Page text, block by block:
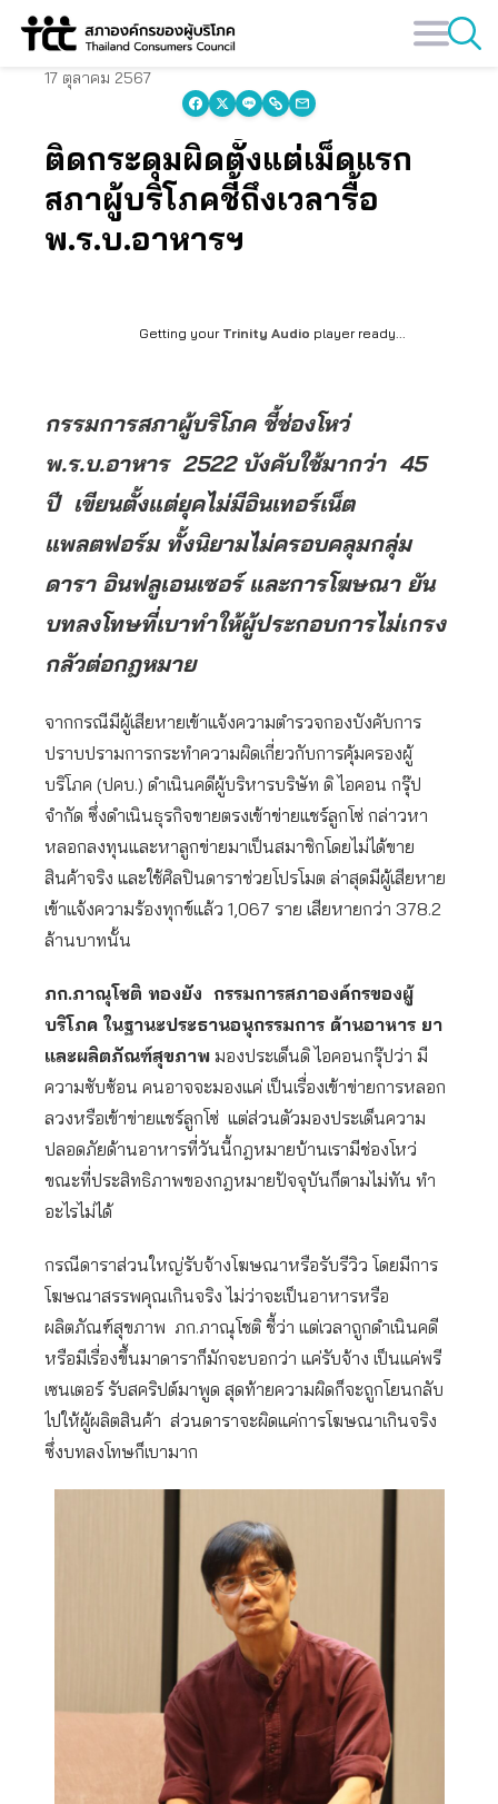
Skip
17 ตุลาคม 2567
ติดกระดุมผิดตั้งแต่เม็ดแรก
สภาผู้บริโภคชี้ถึงเวลารื้อ
พ.ร.บ.อาหารฯ
Getting your Trinity Audio player ready...
กรรมการสภาผู้บริโภค ชี้ช่องโหว่
พ.ร.บ.อาหาร 2522 บังคับใช้มากว่า 45
ปี เขียนตั้งแต่ยุคไม่มีอินเทอร์เน็ต
แพลตฟอร์ม ทั้งนิยามไม่ครอบคลุมกลุ่ม
ดารา อินฟลูเอนเซอร์ และการโฆษณา ยัน
บทลงโทษที่เบาทำให้ผู้ประกอบการไม่เกรง
กลัวต่อกฎหมาย
จากกรณีมีผู้เสียหายเข้าแจ้งความตำรวจกองบังคับการ
ปราบปรามการกระทำความผิดเกี่ยวกับการคุ้มครองผู้
บริโภค (ปคบ.) ดำเนินคดีผู้บริหารบริษัท ดิ ไอคอน กรุ๊ป
จำกัด ซึ่งดำเนินธุรกิจขายตรงเข้าข่ายแชร์ลูกโซ่ กล่าวหา
หลอกลงทุนและหาลูกข่ายมาเป็นสมาชิกโดยไม่ได้ขาย
สินค้าจริง และใช้ศิลปินดาราช่วยโปรโมต ล่าสุดมีผู้เสียหาย
เข้าแจ้งความร้องทุกข์แล้ว 1,067 ราย เสียหายกว่า 378.2
ล้านบาทนั้น
ภก.ภาณุโชติ ทองยัง กรรมการสภาองค์กรของผู้
บริโภค ในฐานะประธานอนุกรรมการ ด้านอาหาร ยา
และผลิตภัณฑ์สุขภาพ มองประเด็นดิ ไอคอนกรุ๊ปว่า มี
ความซับซ้อน คนอาจจะมองแค่ เป็นเรื่องเข้าข่ายการหลอก
ลวงหรือเข้าข่ายแชร์ลูกโซ่ แต่ส่วนตัวมองประเด็นความ
ปลอดภัยด้านอาหารที่วันนี้กฎหมายบ้านเรามีช่องโหว่
ขณะที่ประสิทธิภาพของกฎหมายปัจจุบันก็ตามไม่ทัน ทํา
อะไรไม่ได้
กรณีดาราส่วนใหญ่รับจ้างโฆษณาหรือรับรีวิว โดยมีการ
โฆษณาสรรพคุณเกินจริง ไม่ว่าจะเป็นอาหารหรือ
ผลิตภัณฑ์สุขภาพ ภก.ภาณุโชติ ชี้ว่า แต่เวลาถูกดำเนินคดี
หรือมีเรื่องขึ้นมาดาราก็มักจะบอกว่า แค่รับจ้าง เป็นแค่พรี
เซนเตอร์ รับสคริปต์มาพูด สุดท้ายความผิดก็จะถูกโยนกลับ
ไปให้ผู้ผลิตสินค้า ส่วนดาราจะผิดแค่การโฆษณาเกินจริง
ซึ่งบทลงโทษก็เบามาก